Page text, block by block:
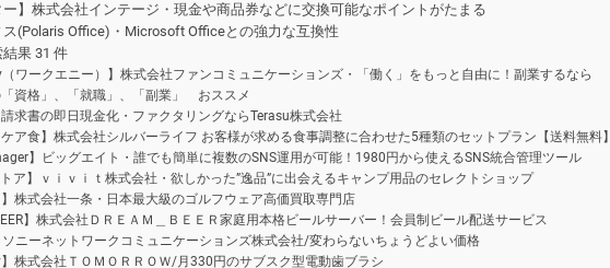
ー】株式会社インテージ・現金や商品券などに交換可能なポイントがたまる
(Polaris Office)・Microsoft Officeとの強力な互換性
結果 31 件
（ワークエニー）】株式会社ファンコミュニケーションズ・「働く」をもっと自由に！副業するなら
資格」、「就職」、「副業」 おススメ
請求書の即日現金化・ファクタリングならTerasu株式会社
ケア食】株式会社シルバーライフ お客様が求める食事調整に合わせた5種類のセットプラン【送料無料】
】ビッグエイト・誰でも簡単に複数のSNS運用が可能！1980円から使えるSNS統合管理ツール
トア】ｖｉｖｉｔ株式会社・欲しかった”逸品”に出会えるキャンプ用品のセレクトショップ
】株式会社一条・日本最大級のゴルフウェア高価買取専門店
】株式会社ＤＲＥＡＭ＿ＢＥＥＲ家庭用本格ビールサーバー！会員制ビール配送サービス
ソニーネットワークコミュニケーションズ株式会社/変わらないちょうどよい価格
】株式会社ＴＯＭＯＲＲＯＷ/月330円のサブスク型電動歯ブラシ